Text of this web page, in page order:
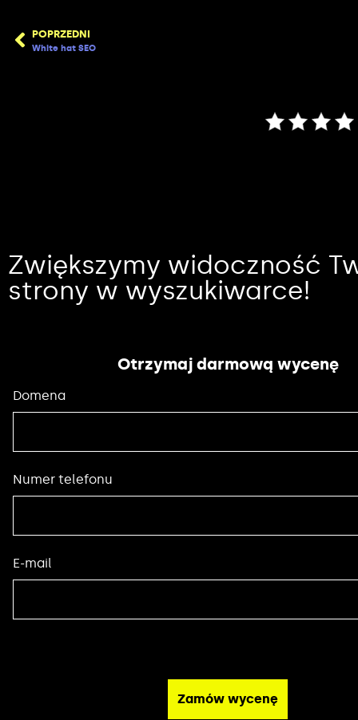
POPRZEDNI
White hat SEO
Zwiększymy widoczność
strony w wyszukiwarce!
Otrzymaj darmową wycenę
Domena
Numer telefonu
E-mail